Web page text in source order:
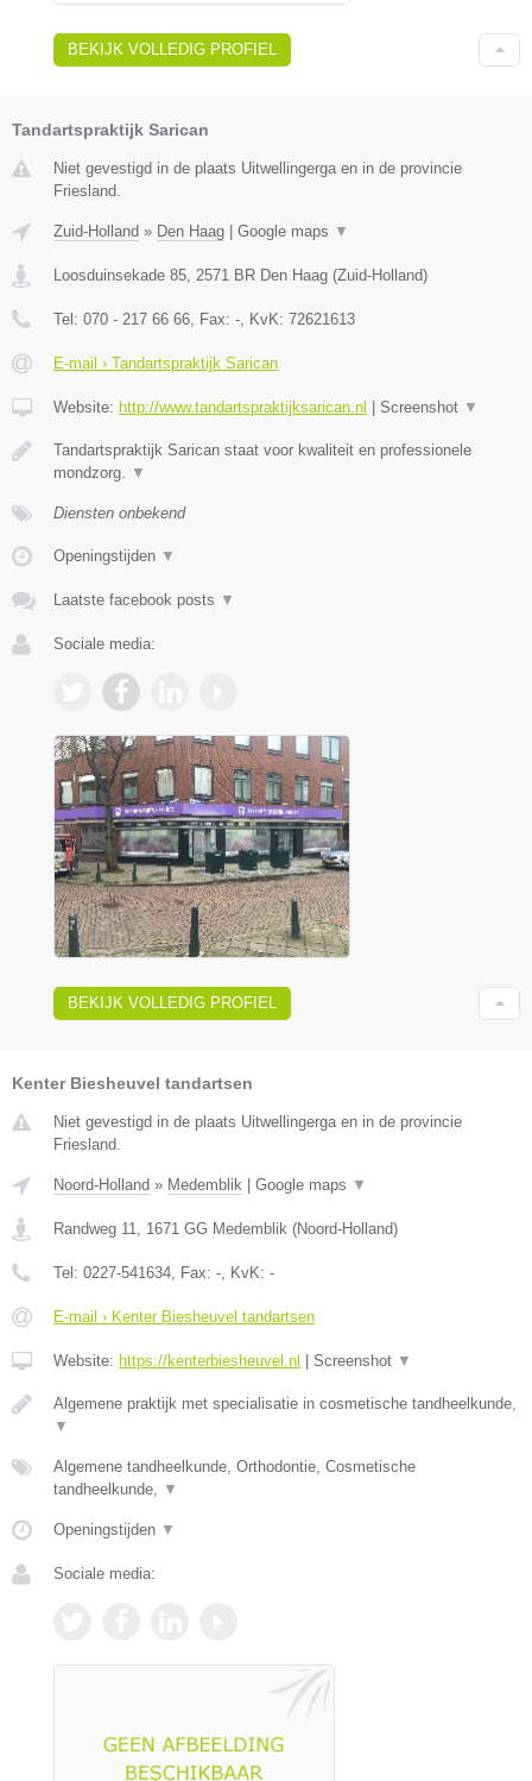
BEKIJK VOLLEDIG PROFIEL
Tandartspraktijk Sarican
Niet gevestigd in de plaats Uitwellingerga en in de provincie
Friesland.
Zuid-Holland » Den Haag Google maps ▼
Loosduinsekade 85, 2571 BR Den Haag (Zuid-Holland)
Tel: 070 - 217 66 66, Fax: -, KvK: 72621613
E-mail › Tandartspraktijk Sarican
Website: http://www.tandartspraktijksarican.nl Screenshot ▼
Tandartspraktijk Sarican staat voor kwaliteit en professionele
mondzorg. ▼
Diensten onbekend
Openingstijden ▼
Laatste facebook posts ▼
Sociale media:
BEKIJK VOLLEDIG PROFIEL
Kenter Biesheuvel tandartsen
Niet gevestigd in de plaats Uitwellingerga en in de provincie
Friesland.
Noord-Holland » Medemblik | Google maps ▼
Randweg 11 1671 GG Medemblik (Noord-Holland)
Tel: 0227-541634 , Fax: - , KvK: -
E-mail › Kenter Biesheuvel tandartsen
Website: https://kenterbiesheuvel.nl | Screenshot ▼
Algemene praktijk met specialisatie in cosmetische tandheelkunde,
▼
Algemene tandheelkunde, Orthodontie, Cosmetische
tandheelkunde,
▼
Openingstijden ▼
Sociale media: